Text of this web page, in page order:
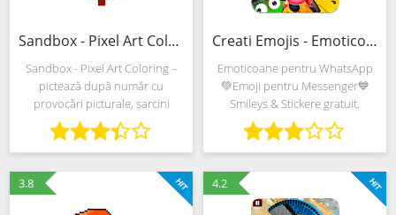
Sandbox - Pixel Art Coloring (MOD, Totul deblocat)
Sandbox - Pixel Art Coloring –
pictează după număr cu
provocări picturale, sarcini
săptămânale și un sistem de
publicare a rezultatelor în
rețelele sociale și mesagerie
instant. Dezvoltatorii te
Creati Emojis - Emoticoane, Smileys & Stickers (MOD, Totul deblocat)
Emoticoane pentru WhatsApp
💚Emoji pentru Messenger💙
Smileys & Stickere gratuit.
3.8 4.2